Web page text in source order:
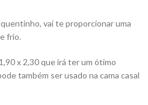
vai te proporcionar uma
frio.
x 2,30 que irá ter um ótimo
também ser usado na cama casal